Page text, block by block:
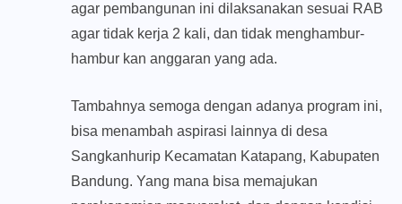
agar pembangunan ini dilaksanakan sesuai RAB
agar tidak kerja 2 kali, dan tidak menghambur-
hambur kan anggaran yang ada.
Tambahnya semoga dengan adanya program ini,
bisa menambah aspirasi lainnya di desa
Sangkanhurip Kecamatan Katapang, Kabupaten
Bandung. Yang mana bisa memajukan